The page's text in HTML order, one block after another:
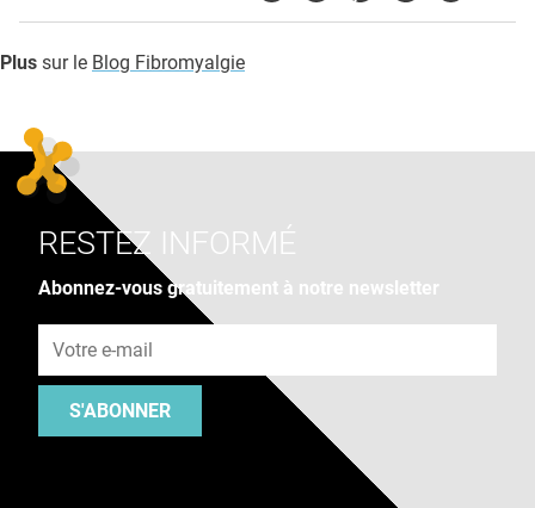
Plus sur le Blog Fibromyalgie
RESTEZ INFORMÉ
Abonnez-vous gratuitement à notre newsletter
S'ABONNER